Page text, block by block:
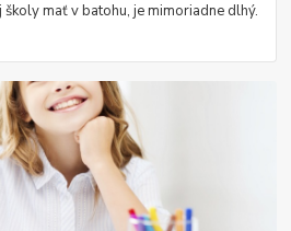
mať v batohu, je mimoriadne dlhý.